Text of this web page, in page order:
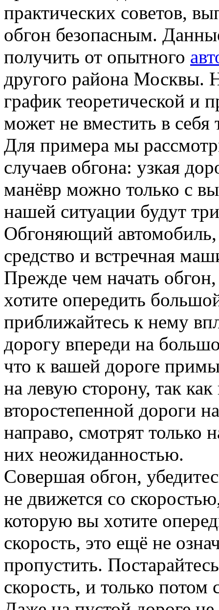
практических советов,
обгон безопасным.
получить от опытного
другого района Москвы.
график теоретической и
может не вместить в себя
Для примера мы
случаев обгона: узкая
манёвр можно только с
нашей ситуации будут
Обгоняющий автомобиль,
средство и встречная
Прежде чем начать
хотите опередить
приближайтесь к нему
дорогу впереди на
что к вашей дороге
на левую сторону, так
второстепенной дороги
направо, смотрят только
них неожиданностью.
Совершая обгон,
не движется со
которую вы хотите
скорость, это ещё не
пропустить.
скорость, и только потом